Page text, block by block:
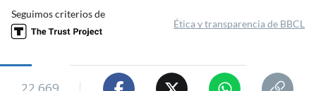
Seguimos criterios de
Ética y transparencia de BBCL